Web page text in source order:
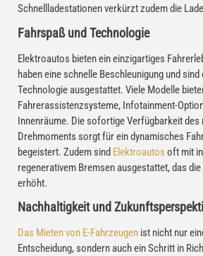
Schnellladestationen verkürzt zudem die
Fahrspaß und Technologie
Elektroautos bieten ein einzigartiges
haben eine schnelle Beschleunigung und
Technologie ausgestattet. Viele Modelle
Fahrerassistenzsysteme, Infotainment-
Innenräume. Die sofortige Verfügbarkeit des
Drehmoments sorgt für ein dynamisches
begeistert. Zudem sind Elektroautos oft mit
regenerativem Bremsen ausgestattet, das
erhöht.
Nachhaltigkeit und
Das Mieten von E-Fahrzeugen ist nicht nur
Entscheidung, sondern auch ein Schritt in